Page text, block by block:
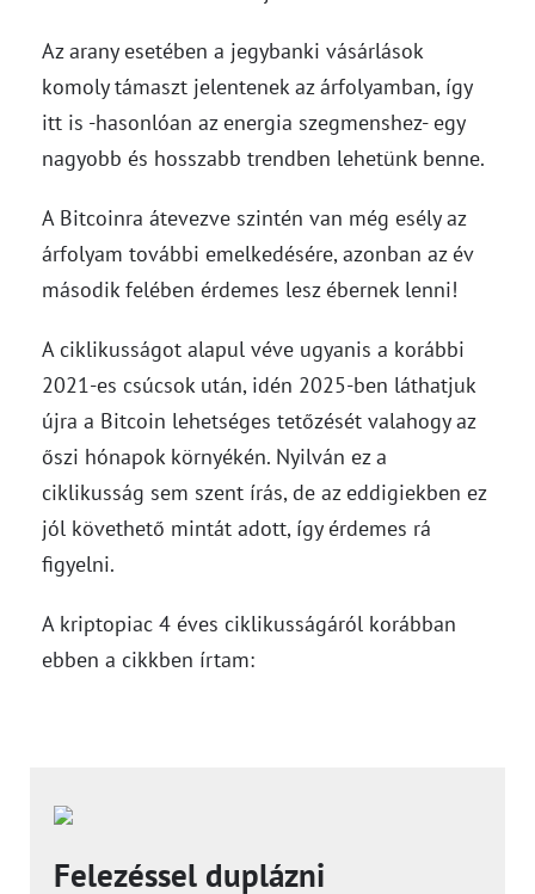
Az arany esetében a jegybanki vásárlások
komoly támaszt jelentenek az árfolyamban, így
itt is -hasonlóan az energia szegmenshez- egy
nagyobb és hosszabb trendben lehetünk benne.
A Bitcoinra átevezve szintén van még esély az
árfolyam további emelkedésére, azonban az év
második felében érdemes lesz ébernek lenni!
A ciklikusságot alapul véve ugyanis a korábbi
2021-es csúcsok után, idén 2025-ben láthatjuk
újra a Bitcoin lehetséges tetőzését valahogy az
őszi hónapok környékén. Nyilván ez a
ciklikusság sem szent írás, de az eddigiekben ez
jól követhető mintát adott, így érdemes rá
figyelni.
A kriptopiac 4 éves ciklikusságáról korábban
ebben a cikkben írtam:
Felezéssel duplázni